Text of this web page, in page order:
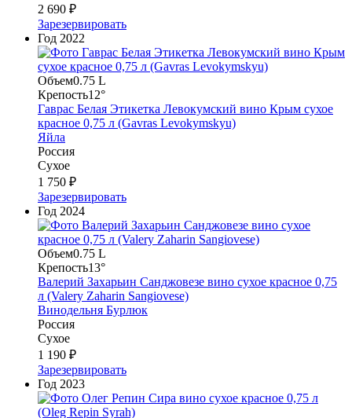
2 690 ₽
Зарезервировать
Год 2022
Объем0.75 L
Крепость12°
Гаврас Белая Этикетка Левокумский вино Крым сухое
красное 0,75 л (Gavras Levokymskyu)
Яйла
Россия
Сухое
1 750 ₽
Зарезервировать
Год 2024
Объем0.75 L
Крепость13°
Валерий Захарьин Санджовезе вино сухое красное 0,75
л (Valery Zaharin Sangiovese)
Винодельня Бурлюк
Россия
Сухое
1 190 ₽
Зарезервировать
Год 2023